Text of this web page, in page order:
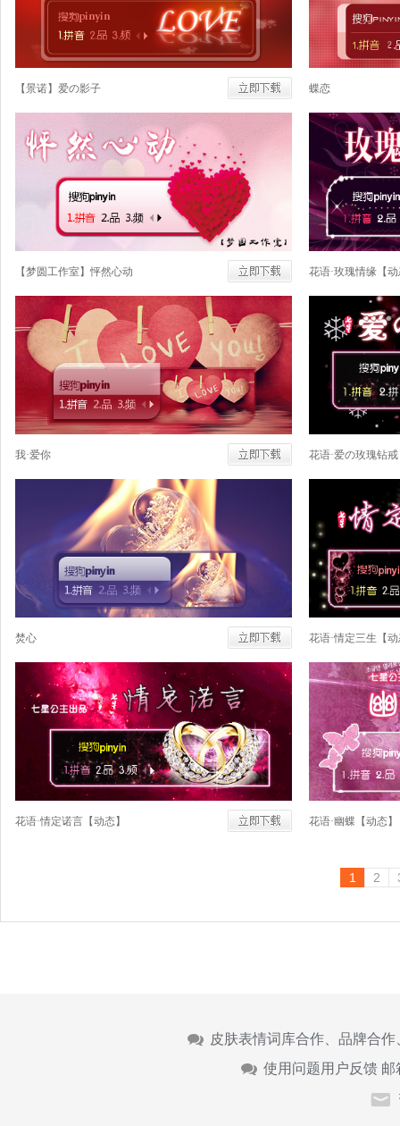
【景诺】爱の影子 蝶恋
【梦圆工作室】怦然心动 花语·玫瑰情缘【
我·爱你 花语·爱の玫瑰钻
焚心 花语·情定三生【
花语·情定诺言【动态】 花语·幽蝶【动态】
1 2
皮肤表情词库合作、品牌合
使用问题用户反馈 邮